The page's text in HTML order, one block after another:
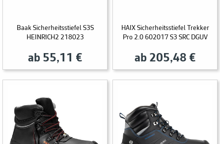
Baak Sicherheitsstiefel S3S
HEINRICH2 218023
ab 55,11 €
HAIX Sicherheitsstiefel Trekker
Pro 2.0 602017 S3 SRC DGUV
ab 205,48 €